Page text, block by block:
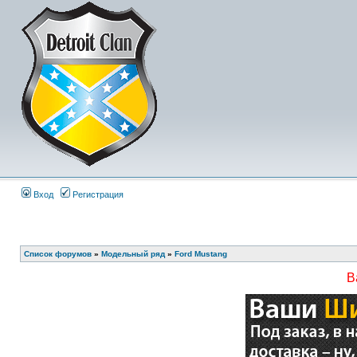
Вход Регистрация
Список форумов » Модельный ряд » Ford Mustang